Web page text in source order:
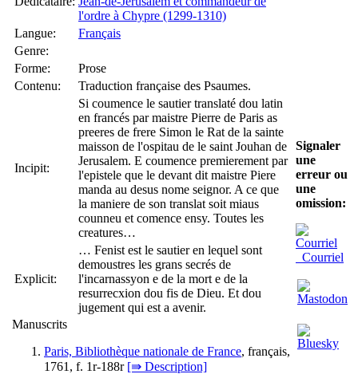
l'ordre à Chypre (1299-1310)
Langue:
Français
Genre:
Forme:
Prose
Contenu:
Traduction française des Psaumes.
Incipit:
Si coumence le sautier translaté dou latin
en francés par maistre Pierre de Paris as
preeres de frere Simon le Rat de la sainte
maisson de l'ospitau de le saint Jouhan de
Jerusalem. E coumence premierement par
l'epistele que le devant dit maistre Piere
manda au desus nome seignor. A ce que
la maniere de son translat soit miaus
counneu et comence ensy. Toutes les
creatures…
Explicit:
… Fenist est le sautier en lequel sont
demoustres les grans secrés de
l'incarnassyon e de la mort e de la
resurrecxion dou fis de Dieu. Et dou
jugement qui est a avenir.
Manuscrits
Paris, Bibliothèque nationale de France, français,
1761, f. 1r-188r [⇛ Description]
Signaler
une
erreur ou
une
omission:
Courriel